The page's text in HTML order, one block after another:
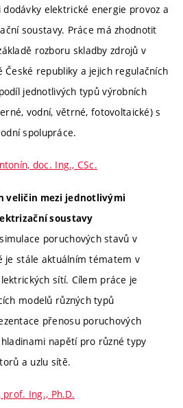
elektrické energie provoz a
soustavy. Práce má zhodnotit
rozboru skladby zdrojů v
České republiky a jejich regulačních
jednotlivých typů výrobních
vodní, větrné, fotovoltaické) s
spolupráce.
doc. Ing., CSc.
veličin mezi jednotlivými
soustavy
poruchových stavů v
je stále aktuálním tématem v
sítí. Cílem práce je
modelů různých typů
přenosu poruchových
napětí pro různé typy
a uzlu sítě.
prof. Ing., Ph.D.